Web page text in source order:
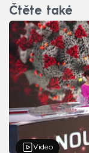
Čtěte také
Video